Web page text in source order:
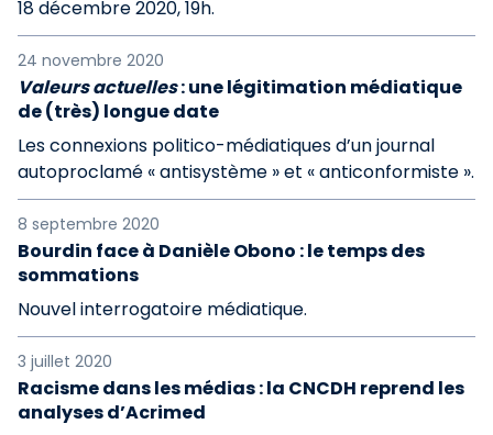
18 décembre 2020, 19h.
24 novembre 2020
Valeurs actuelles: une légitimation médiatique
de (très) longue date
Les connexions politico-médiatiques d’un journal
autoproclamé « antisystème » et « anticonformiste ».
8 septembre 2020
Bourdin face à Danièle Obono : le temps des
sommations
Nouvel interrogatoire médiatique.
3 juillet 2020
Racisme dans les médias : la CNCDH reprend les
analyses d’Acrimed